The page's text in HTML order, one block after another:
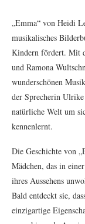
„Emma“ von Heidi
musikalisches
Kindern fördert. Mit
und Ramona
wunderschönen
der Sprecherin
natürliche Welt um
kennenlernt.
Die Geschichte von
Mädchen, das in
ihres Aussehens
Bald entdeckt sie,
einzigartige